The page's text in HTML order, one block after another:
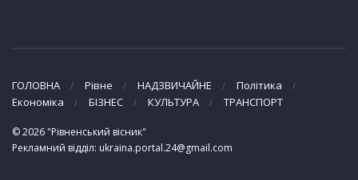
ГОЛОВНА Рівне НАДЗВИЧАЙНЕ
Політика
Економіка
БІЗНЕС КУЛЬТУРА ТРАНСПОРТ
© 2026 "Рівненський вісник"
Рекламний відділ: ukraina.portal.24@gmail.com